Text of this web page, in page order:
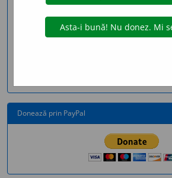
Donează prin PayPal